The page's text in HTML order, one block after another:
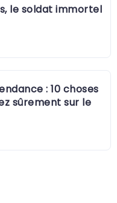
le soldat immortel
: 10 choses
sûrement sur le